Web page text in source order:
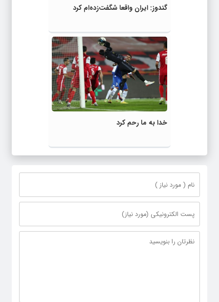
گندوز: ایران واقعا شگفت‌زده‌ام کرد
خدا به ما رحم کرد